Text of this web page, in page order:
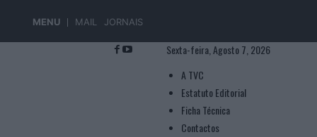
MENU MAIL JORNAIS
Sexta-feira, Agosto 7, 2026
A TVC
Estatuto Editorial
Ficha Técnica
Contactos